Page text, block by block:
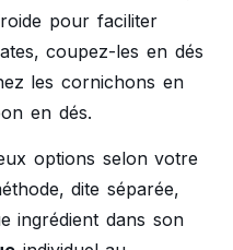
pour faciliter
coupez-les en dés
les cornichons en
en dés.
options selon votre
dite séparée,
ingrédient dans son